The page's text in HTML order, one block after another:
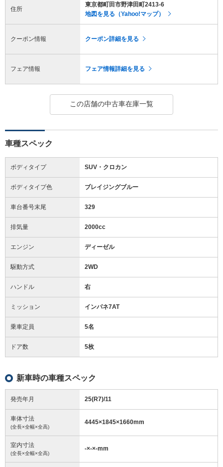
住所
東京都町田市野津田町2413-6
地図を見る（Yahoo!マップ）
クーポン情報 クーポン詳細を見る
フェア情報 フェア情報詳細を見る
この店舗の中古車在庫一覧
車種スペック
ボディタイプ SUV・クロカン
ボディタイプ色 ブレイジングブルー
車台番号末尾 329
排気量 2000cc
エンジン ディーゼル
駆動方式 2WD
ハンドル 右
ミッション インパネ7AT
乗車定員 5名
ドア数 5枚
新車時の車種スペック
発売年月 25(R7)/11
車体寸法
(全長×全幅×全高)
4445×1845×1660mm
室内寸法
(全長×全幅×全高)
-×-×-mm